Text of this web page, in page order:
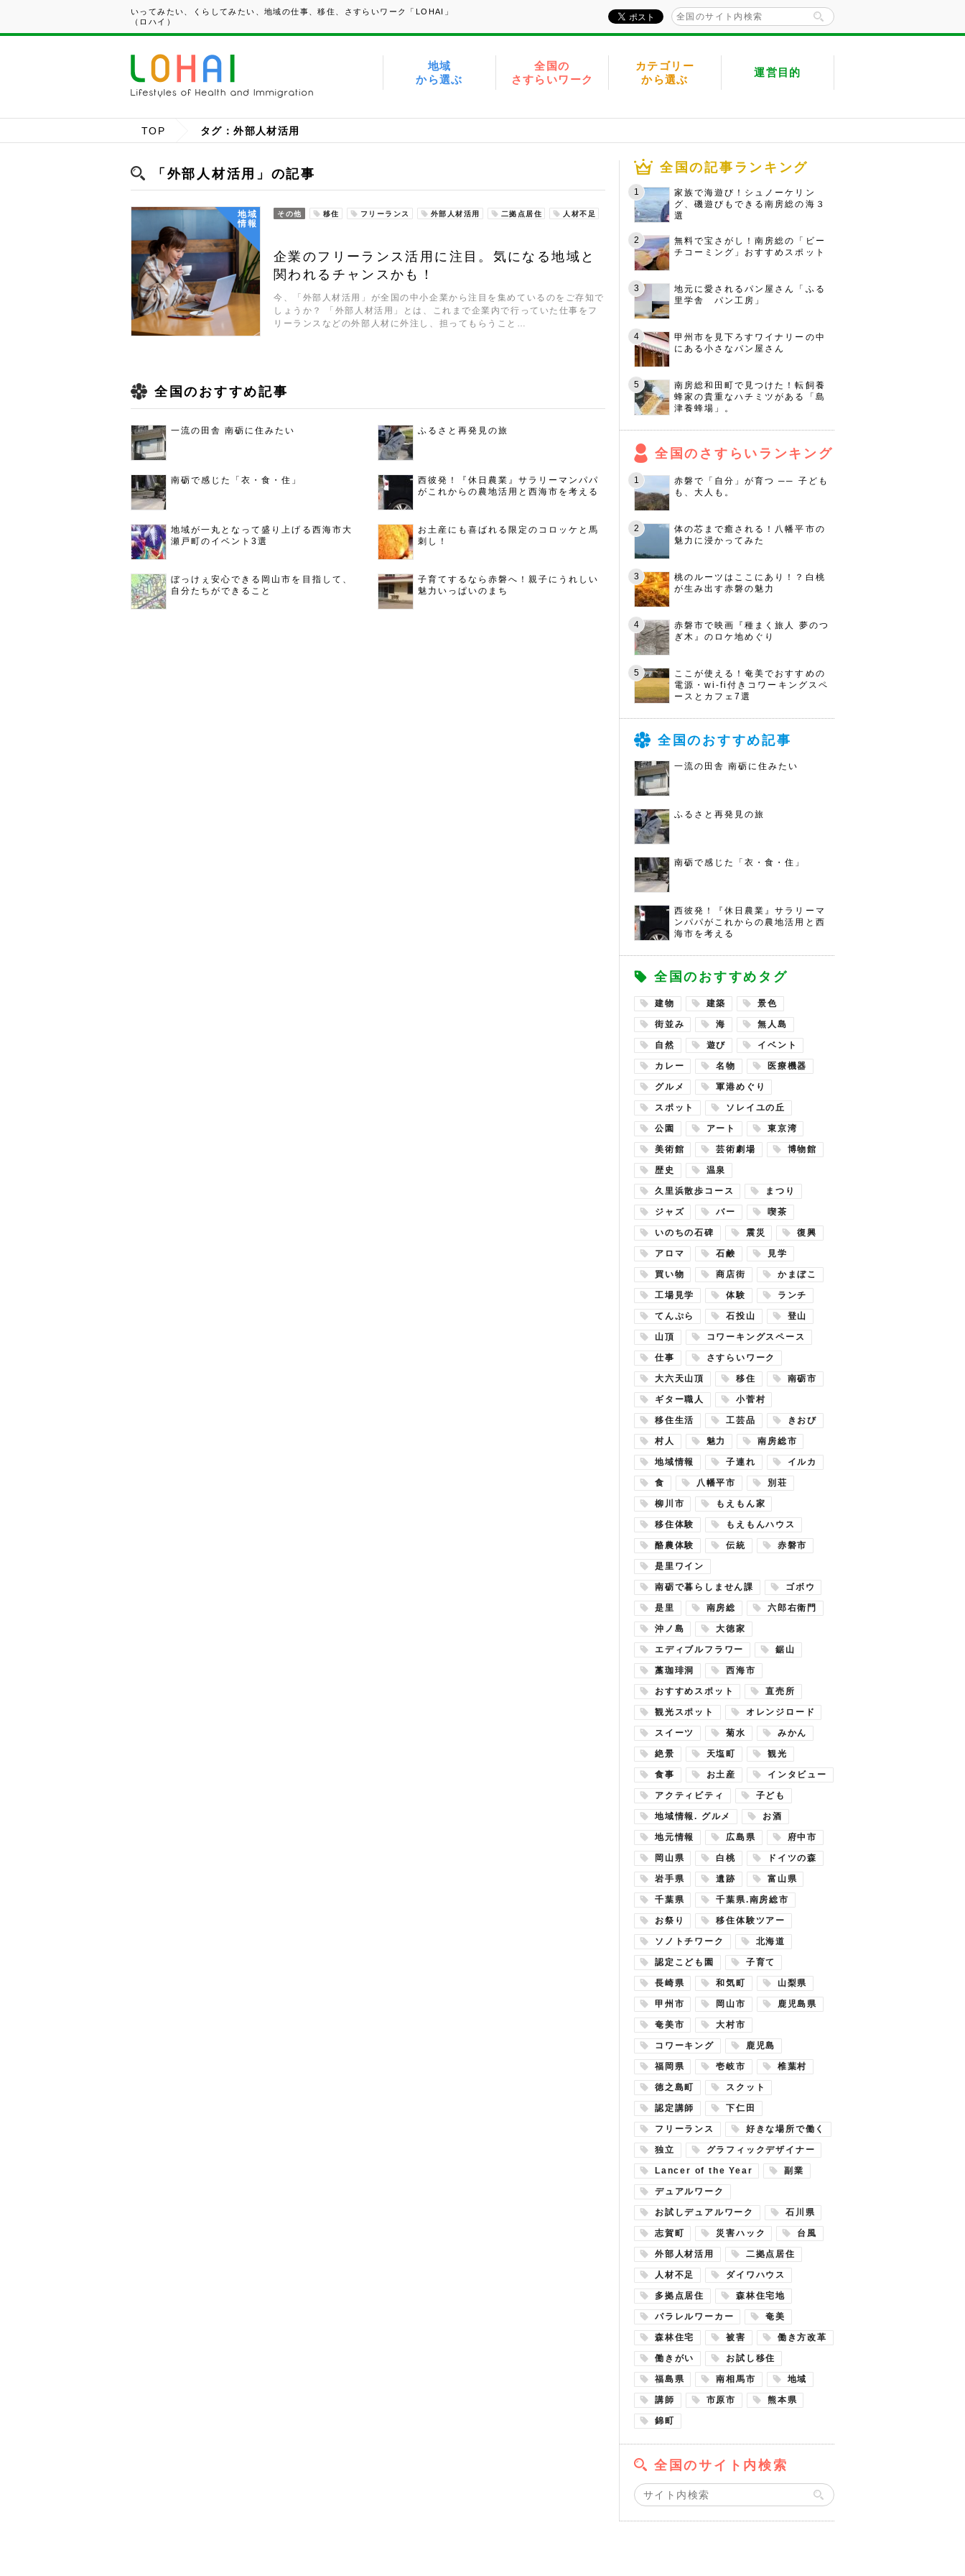
いってみたい、くらしてみたい、地域の仕事、移住、さすらいワーク「LOHAI」
（ロハイ）
地域
から選ぶ
全国の
さすらいワーク
カテゴリー
から選ぶ
運営目的
TOP タグ：外部人材活用
「外部人材活用」の記事
地域
情報
その他 移住 フリーランス 外部人材活用 二拠点居住 人材不足
企業のフリーランス活用に注目。気になる地域と
関われるチャンスかも！
今、「外部人材活用」が全国の中小企業から注目を集めているのをご存知で
しょうか？ 「外部人材活用」とは、これまで企業内で行っていた仕事をフ
リーランスなどの外部人材に外注し、担ってもらうこと…
全国のおすすめ記事
一流の田舎 南砺に住みたい ふるさと再発見の旅
南砺で感じた「衣・食・住」
西彼発！『休日農業』サラリーマンパパ
がこれからの農地活用と西海市を考える
地域が一丸となって盛り上げる西海市大
瀬戸町のイベント3選
お土産にも喜ばれる限定のコロッケと馬
刺し！
ぼっけぇ安心できる岡山市を目指して、
自分たちができること
子育てするなら赤磐へ！親子にうれしい
魅力いっぱいのまち
全国の記事ランキング
家族で海遊び！シュノーケリン
グ、磯遊びもできる南房総の海３
選
無料で宝さがし！南房総の「ビー
チコーミング」おすすめスポット
地元に愛されるパン屋さん「ふる
里学舎 パン工房」
甲州市を見下ろすワイナリーの中
にある小さなパン屋さん
南房総和田町で見つけた！転飼養
蜂家の貴重なハチミツがある「島
津養蜂場」。
全国のさすらいランキング
赤磐で「自分」が育つ ── 子ども
も、大人も。
体の芯まで癒される！八幡平市の
魅力に浸かってみた
桃のルーツはここにあり！？白桃
が生み出す赤磐の魅力
赤磐市で映画『種まく旅人 夢のつ
ぎ木』のロケ地めぐり
ここが使える！奄美でおすすめの
電源・wi-fi付きコワーキングスペ
ースとカフェ7選
全国のおすすめ記事
一流の田舎 南砺に住みたい
ふるさと再発見の旅
南砺で感じた「衣・食・住」
西彼発！『休日農業』サラリーマ
ンパパがこれからの農地活用と西
海市を考える
全国のおすすめタグ
建物 建築 景色
街並み 海 無人島
自然 遊び イベント
カレー 名物 医療機器
グルメ 軍港めぐり
スポット ソレイユの丘
公園 アート 東京湾
美術館 芸術劇場 博物館
歴史 温泉
久里浜散歩コース まつり
ジャズ バー 喫茶
いのちの石碑 震災 復興
アロマ 石鹸 見学
買い物 商店街 かまぼこ
工場見学 体験 ランチ
てんぷら 石投山 登山
山頂 コワーキングスペース
仕事 さすらいワーク
大六天山頂 移住 南砺市
ギター職人 小菅村
移住生活 工芸品 きおび
村人 魅力 南房総市
地域情報 子連れ イルカ
食 八幡平市 別荘
柳川市 もえもん家
移住体験 もえもんハウス
酪農体験 伝統 赤磐市
是里ワイン
南砺で暮らしません課 ゴボウ
是里 南房総 六郎右衛門
沖ノ島 大徳家
エディブルフラワー 鋸山
藁珈琲洞 西海市
おすすめスポット 直売所
観光スポット オレンジロード
スイーツ 菊水 みかん
絶景 天塩町 観光
食事 お土産 インタビュー
アクティビティ 子ども
地域情報. グルメ お酒
地元情報 広島県 府中市
岡山県 白桃 ドイツの森
岩手県 遺跡 富山県
千葉県 千葉県.南房総市
お祭り 移住体験ツアー
ソノトチワーク 北海道
認定こども園 子育て
長崎県 和気町 山梨県
甲州市 岡山市 鹿児島県
奄美市 大村市
コワーキング 鹿児島
福岡県 壱岐市 椎葉村
徳之島町 スクット
認定講師 下仁田
フリーランス 好きな場所で働く
独立 グラフィックデザイナー
Lancer of the Year 副業
デュアルワーク
お試しデュアルワーク 石川県
志賀町 災害ハック 台風
外部人材活用 二拠点居住
人材不足 ダイワハウス
多拠点居住 森林住宅地
パラレルワーカー 奄美
森林住宅 被害 働き方改革
働きがい お試し移住
福島県 南相馬市 地域
講師 市原市 熊本県
錦町
全国のサイト内検索